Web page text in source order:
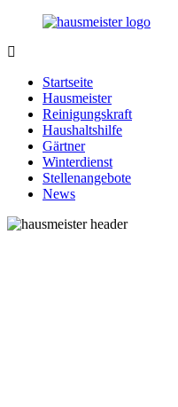
Zurück
Inhalt
Hausmeister.de
rund
Ihren
Haushalt
Startseite
Hausmeister
Reinigungskraft
Haushaltshilfe
Gärtner
Winterdienst
Stellenangebote
News